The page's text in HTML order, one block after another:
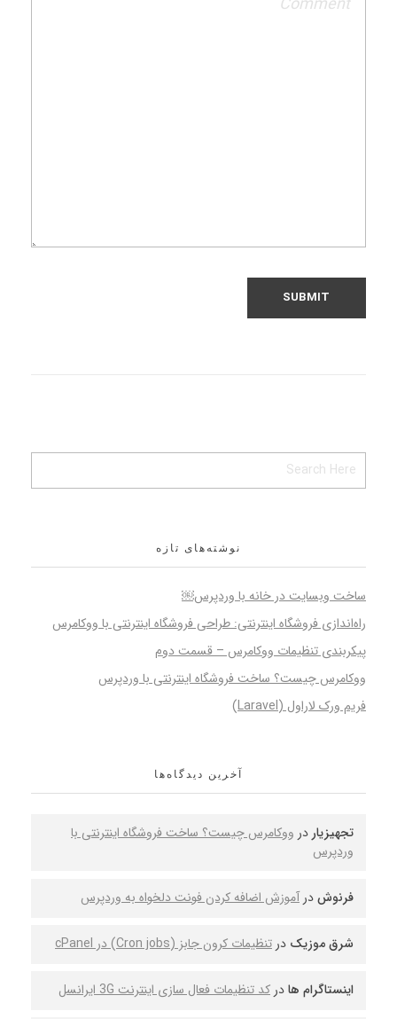
نوشته‌های تازه
ساخت وبسایت در خانه با وردپرس￼
راه‌اندازی فروشگاه اینترنتی: طراحی فروشگاه اینترنتی با ووکامرس
پیکربندی تنظیمات ووکامرس – قسمت دوم
ووکامرس چیست؟ ساخت فروشگاه اینترنتی با وردپرس
فریم ورک لاراول (Laravel)
آخرین دیدگاه‌ها
تجهیزیار در ووکامرس چیست؟ ساخت فروشگاه اینترنتی با
وردپرس
فرنوشدرآموزش اضافه کردن فونت دلخواه به وردپرس
شرق موزیک در تنظیمات کرون جابز (Cron jobs) در cPanel
اینستاگرام هادرکد تنظیمات فعال سازی اینترنت 3G ایرانسل